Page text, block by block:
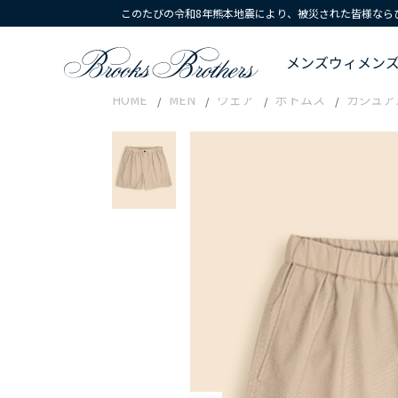
このたびの令和8年熊本地震により、被災された皆様な
メンズウィメン
HOME MEN ウェア ボトムス カジュ